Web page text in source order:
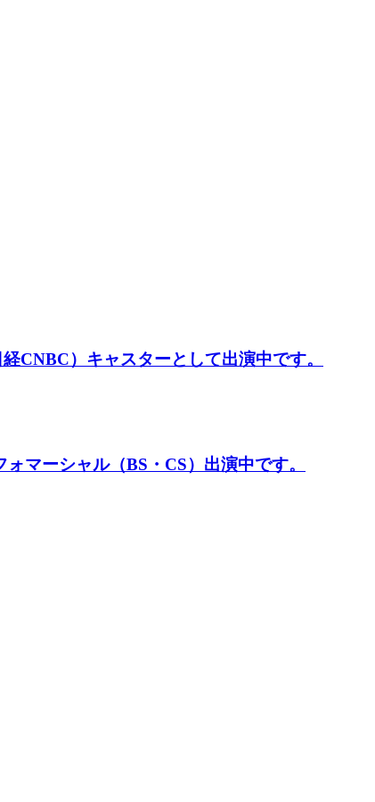
CNBC）キャスターとして出演中です。
マーシャル（BS・CS）出演中です。